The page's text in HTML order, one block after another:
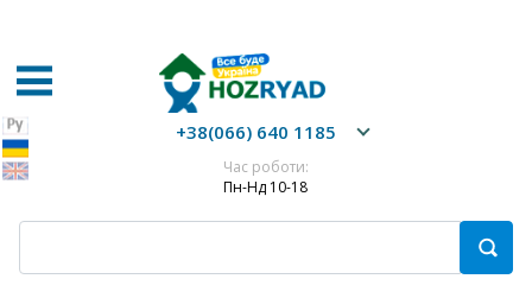
+38(066) 640 1185
Час роботи:
Пн-Нд 10-18